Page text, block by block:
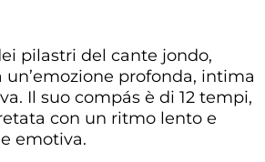
pilastri del cante jondo,
un’emozione profonda, intima
Il suo compás è di 12 tempi,
con un ritmo lento e
emotiva.